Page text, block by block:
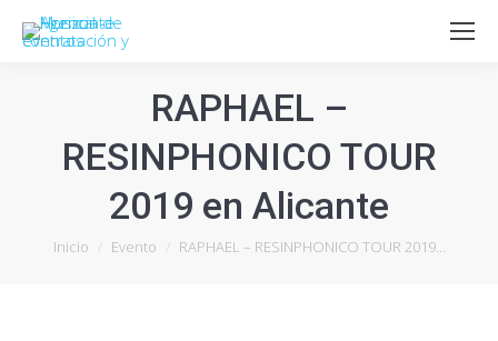
RAPHAEL –
RESINPHONICO TOUR
2019 en Alicante
Estás aquí:
Inicio Evento RAPHAEL – RESINPHONICO TOUR 2019…